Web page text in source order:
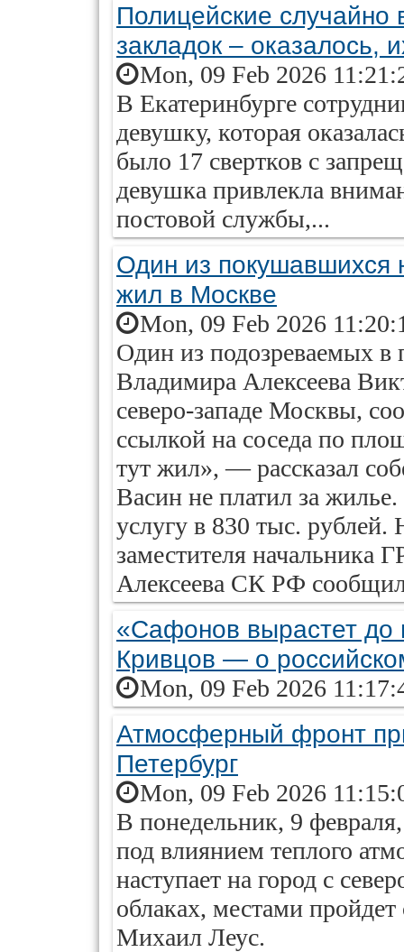
Полицейские
закладок – оказалось,
Mon, 09 Feb 2026
В Екатеринбурге
девушку, которая
было 17 свертков с
девушка привлекла
постовой службы,...
Один из покушавшихся
жил в Москве
Mon, 09 Feb 2026
Один из подозреваемых в
Владимира Алексеева
северо-западе Москвы,
ссылкой на соседа по
тут жил», — рассказал
Васин не платил за
услугу в 830 тыс.
заместителя начальника
Алексеева СК РФ
«Сафонов вырастет до
Кривцов — о
Mon, 09 Feb 2026
Атмосферный фронт
Петербург
Mon, 09 Feb 2026
В понедельник, 9 февраля,
под влиянием теплого
наступает на город с
облаках, местами пройдет
Михаил Леус.